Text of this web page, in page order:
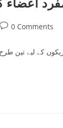
Post0 Comments
کے لیے تین